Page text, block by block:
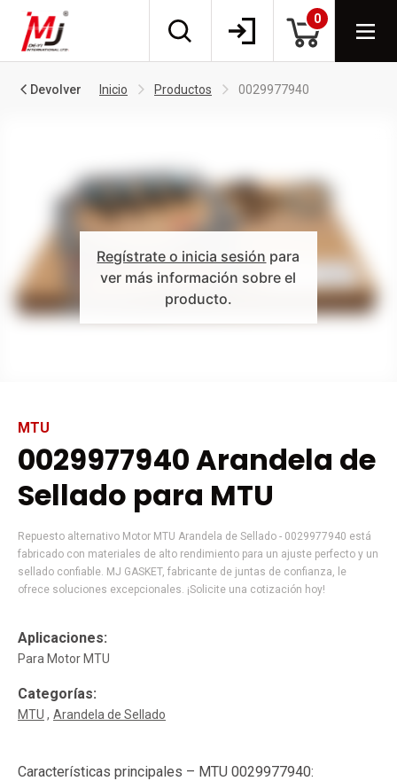
0
Devolver Inicio Productos 0029977940
Regístrate o inicia sesión para
ver más información sobre el
producto.
MTU
0029977940 Arandela de
Sellado para MTU
Repuesto alternativo Motor MTU Arandela de Sellado - 0029977940 está
fabricado con materiales de alto rendimiento para un ajuste perfecto y un
sellado confiable. MJ GASKET, fabricante de juntas de confianza, le
ofrece soluciones excepcionales. ¡Solicite una cotización hoy!
Aplicaciones:
Para Motor MTU
Categorías:
MTU Arandela de Sellado
Características principales – MTU 0029977940: